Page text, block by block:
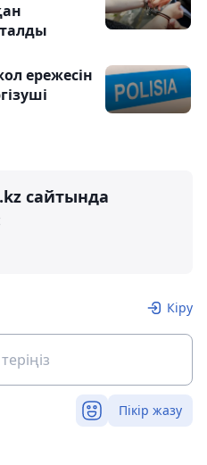
ережесін
сайтында
Кіру
Пікір жазу